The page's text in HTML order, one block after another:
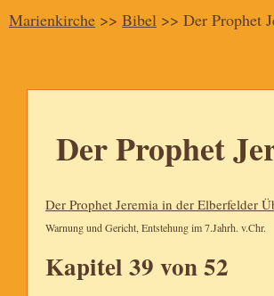
Der Prophet
Der Prophet Jeremia in der Elberfelder
Warnung und Gericht, Entstehung im 7.Jahrh. v.Chr.
Kapitel 39 von 52
Marienkirche >> Bibel >> Der Prophet